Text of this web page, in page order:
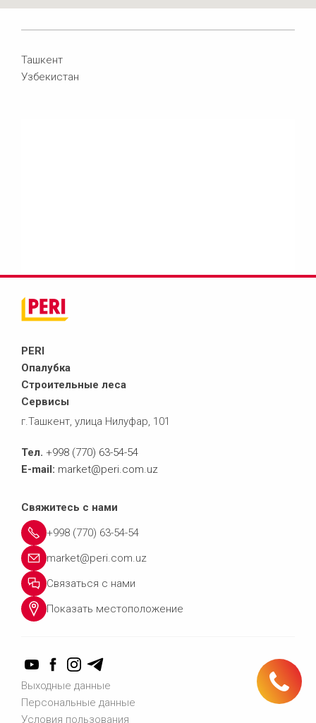
Тел.: +998 (770) 63-54-54
Ташкент
Узбекистан
PERI
Опалубка
Строительные леса
Сервисы
г.Ташкент, улица Нилуфар, 101
Тел. +998 (770) 63-54-54
E-mail: market@peri.com.uz
Свяжитесь с нами
+998 (770) 63-54-54
market@peri.com.uz
Связаться с нами
Показать местоположение
Выходные данные
Персональные данные
Условия пользования